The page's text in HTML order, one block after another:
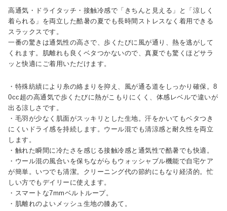
高通気・ドライタッチ・接触冷感で「きちんと見える」と「涼しく
着られる」を両立した酷暑の夏でも長時間ストレスなく着用できる
スラックスです。
一番の驚きは通気性の高さで、歩くたびに風が通り、熱を逃がして
くれます。肌離れも良くベタつかないので、真夏でも驚くほどサラ
ッと快適にご着用いただけます。
・特殊紡績により糸の絡まりを抑え、風が通る道をしっかり確保。8
0cc超の高通気で歩くたびに熱がこもりにくく、体感レベルで違いが
出る涼しさです。
・毛羽が少なく肌面がスッキリとした生地。汗をかいてもベタつき
にくいドライ感を持続します。ウール混でも清涼感と耐久性を両立
します。
・触れた瞬間に冷たさを感じる接触冷感と通気性で酷暑でも快適。
・ウール混の風合いを保ちながらもウォッシャブル機能で自宅ケア
が簡単。いつでも清潔。クリーニング代の節約にもなり経済的。忙
しい方でもデイリーに使えます。
・スマートな7mmベルトループ。
・肌離れのよいメッシュ生地の膝あて。